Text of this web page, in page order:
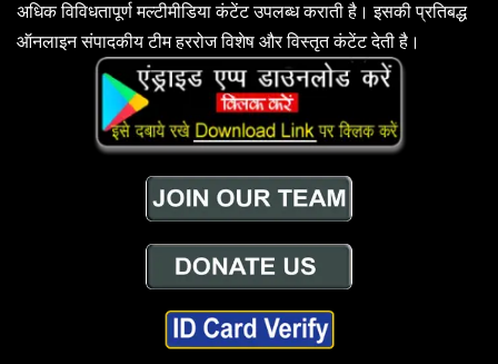
अधिक विविधतापूर्ण मल्टीमीडिया कंटेंट उपलब्ध कराती है। इसकी प्रतिबद्ध
ऑनलाइन संपादकीय टीम हररोज विशेष और विस्तृत कंटेंट देती है।